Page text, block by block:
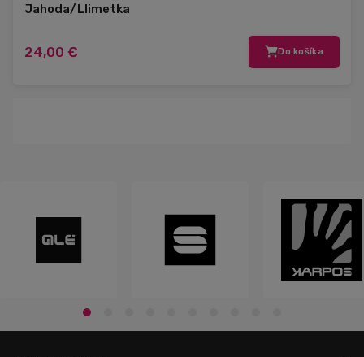
Jahoda/Llimetka
24,00 € Do košíka